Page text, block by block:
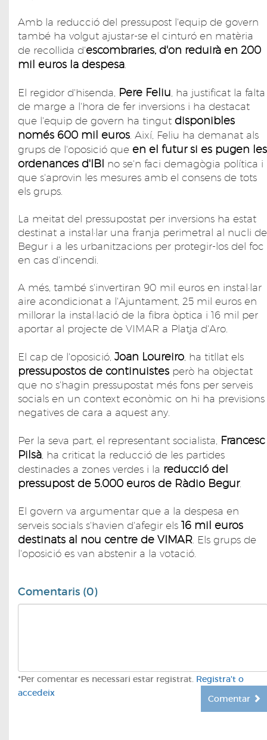
Amb la reducció del pressupost l'equip de govern
també ha volgut ajustar-se el cinturó en matèria
de recollida d'escombraries, d'on reduirà en 200
mil euros la despesa.
El regidor d'hisenda, Pere Feliu, ha justificat la falta
de marge a l'hora de fer inversions i ha destacat
que l'equip de govern ha tingut disponibles
només 600 mil euros. Així, Feliu ha demanat als
grups de l'oposició que en el futur si es pugen les
ordenances d'IBI no se'n faci demagògia política i
que s'aprovin les mesures amb el consens de tots
els grups.
La meitat del pressupostat per inversions ha estat
destinat a instal·lar una franja perimetral al nucli de
Begur i a les urbanitzacions per protegir-los del foc
en cas d'incendi.
A més, també s'invertiran 90 mil euros en instal·lar
aire acondicionat a l'Ajuntament, 25 mil euros en
millorar la instal·lació de la fibra òptica i 16 mil per
aportar al projecte de VIMAR a Platja d'Aro.
El cap de l'oposició, Joan Loureiro, ha titllat els
pressupostos de continuistes però ha objectat
que no s'hagin pressupostat més fons per serveis
socials en un context econòmic on hi ha previsions
negatives de cara a aquest any.
Per la seva part, el representant socialista, Francesc
Pilsà, ha criticat la reducció de les partides
destinades a zones verdes i la reducció del
pressupost de 5.000 euros de Ràdio Begur.
El govern va argumentar que a la despesa en
serveis socials s'havien d'afegir els 16 mil euros
destinats al nou centre de VIMAR. Els grups de
l'oposició es van abstenir a la votació.
Comentaris (0)
*Per comentar es necessari estar registrat. Registra't o
accedeix
Comentar